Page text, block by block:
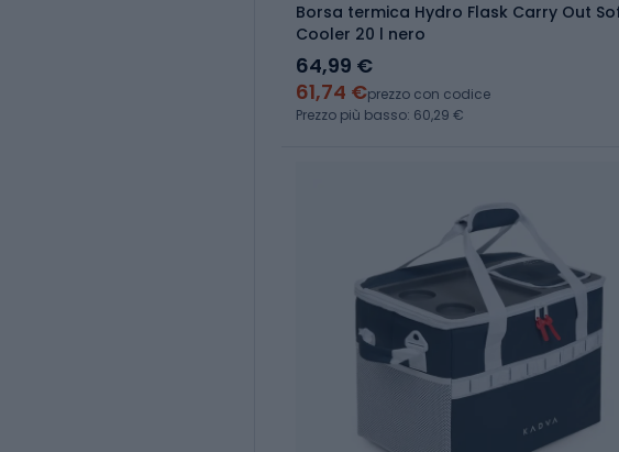
Borsa termica Hydro Flask Carry Out
Cooler 20 l nero
64,99 €
61,74 €prezzo con codice
Prezzo più basso: 60,29 €